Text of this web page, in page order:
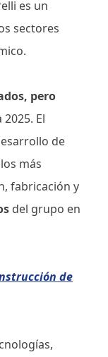
es un
sectores
pero
El
de
más
fabricación y
del grupo en
de